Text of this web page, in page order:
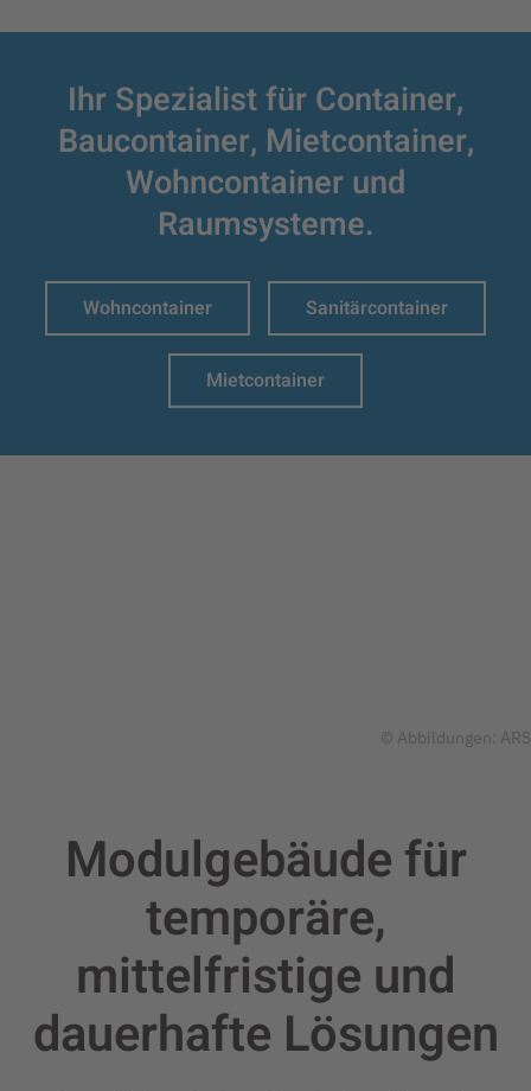
Ihr Spezialist für Container,
Baucontainer, Mietcontainer,
Wohncontainer und
Raumsysteme.
Wohncontainer Sanitärcontainer
Mietcontainer
© Abbildungen: ARS
Modulgebäude für
temporäre,
mittelfristige und
dauerhafte Lösungen